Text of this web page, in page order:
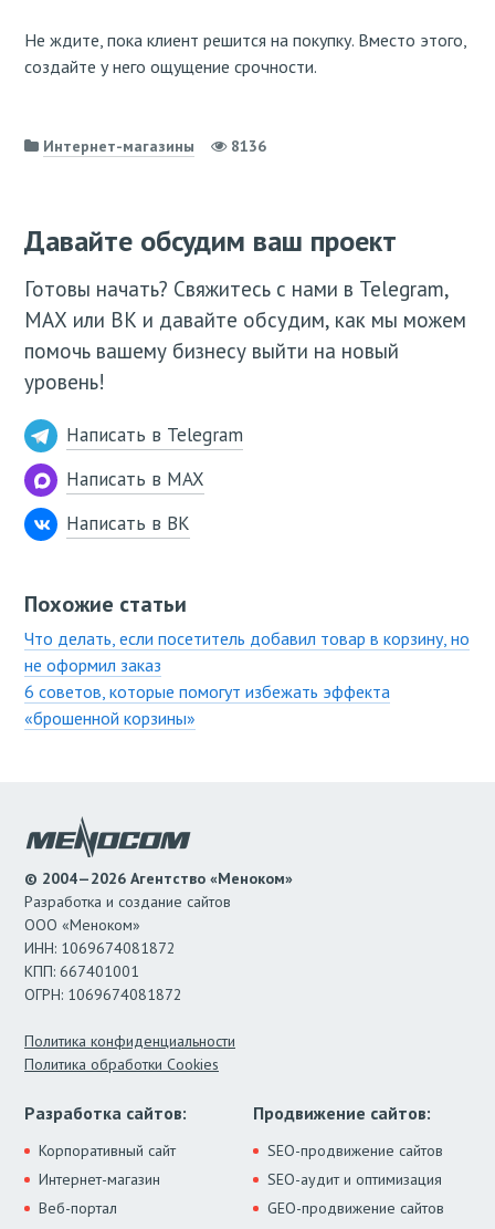
Не ждите, пока клиент решится на покупку. Вместо этого,
создайте у него ощущение срочности.
Интернет-магазины 8136
Давайте обсудим ваш проект
Готовы начать? Свяжитесь с нами в Telegram,
МАХ или ВК и давайте обсудим, как мы можем
помочь вашему бизнесу выйти на новый
уровень!
Написать в Telegram
Написать в MAX
Написать в ВК
Похожие статьи
Что делать, если посетитель добавил товар в корзину, но
не оформил заказ
6 советов, которые помогут избежать эффекта
«брошенной корзины»
© 2004—2026 Агентство «Меноком»
Разработка и создание сайтов
ООО «Меноком»
ИНН: 1069674081872
КПП: 667401001
ОГРН: 1069674081872
Политика конфиденциальности
Политика обработки Cookies
Разработка сайтов:
Корпоративный сайт
Интернет-магазин
Веб-портал
Продвижение сайтов:
SEO-продвижение сайтов
SEO-аудит и оптимизация
GEO-продвижение сайтов